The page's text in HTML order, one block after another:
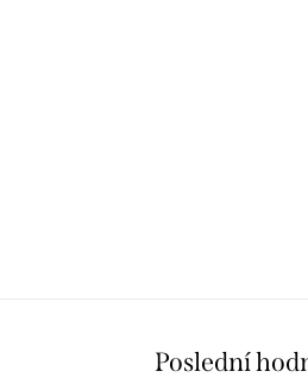
Poslední